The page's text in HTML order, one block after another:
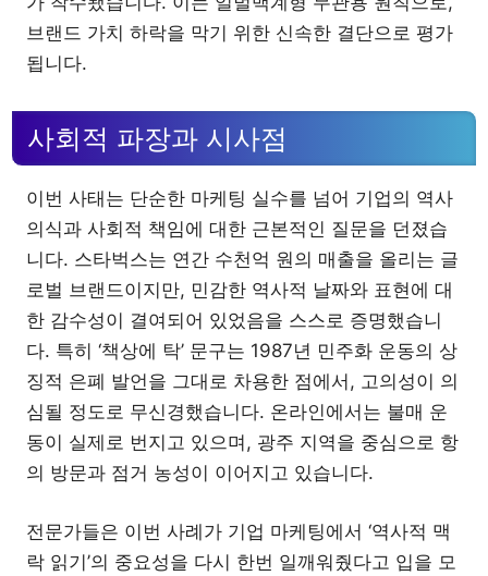
브랜드 가치 하락을 막기 위한 신속한 결단으로 평가
됩니다.
사회적 파장과 시사점
이번 사태는 단순한 마케팅 실수를 넘어 기업의 역사
의식과 사회적 책임에 대한 근본적인 질문을 던졌습
니다. 스타벅스는 연간 수천억 원의 매출을 올리는 글
로벌 브랜드이지만, 민감한 역사적 날짜와 표현에 대
한 감수성이 결여되어 있었음을 스스로 증명했습니
다. 특히 ‘책상에 탁’ 문구는 1987년 민주화 운동의 상
징적 은폐 발언을 그대로 차용한 점에서, 고의성이 의
심될 정도로 무신경했습니다. 온라인에서는 불매 운
동이 실제로 번지고 있으며, 광주 지역을 중심으로 항
의 방문과 점거 농성이 이어지고 있습니다.
전문가들은 이번 사례가 기업 마케팅에서 ‘역사적 맥
락 읽기’의 중요성을 다시 한번 일깨워줬다고 입을 모